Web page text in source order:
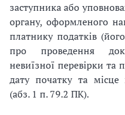
заступника або
органу, оформленого
платнику податків
про проведення
невиїзної перевірки та
дату початку та місце
(абз. 1 п. 79.2 ПК).